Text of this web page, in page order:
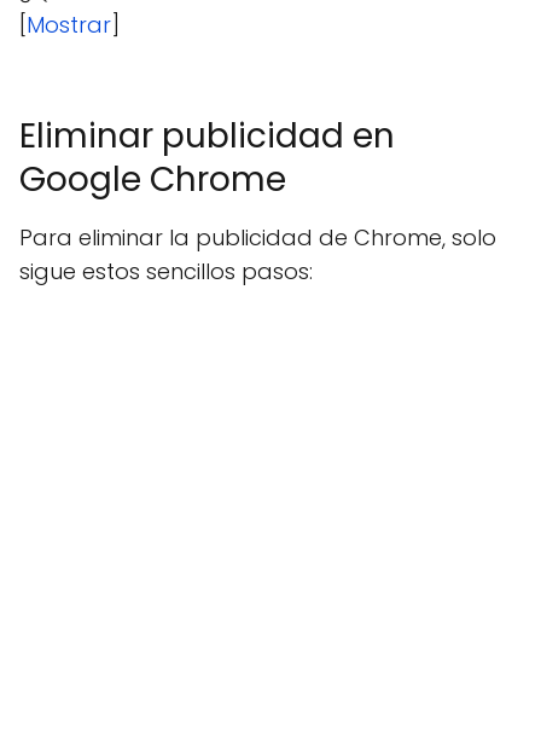
[Mostrar]
Eliminar publicidad en
Google Chrome
Para eliminar la publicidad de Chrome, solo
sigue estos sencillos pasos: